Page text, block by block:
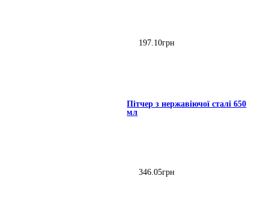
197.10грн
Пітчер з нержавіючої сталі 650
мл
346.05грн